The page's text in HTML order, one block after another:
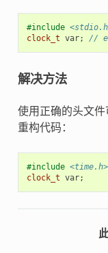
#include
clock_t var; //
解决方法
使用正确的头文
重构代码：
#include <time.h>
clock_t var;